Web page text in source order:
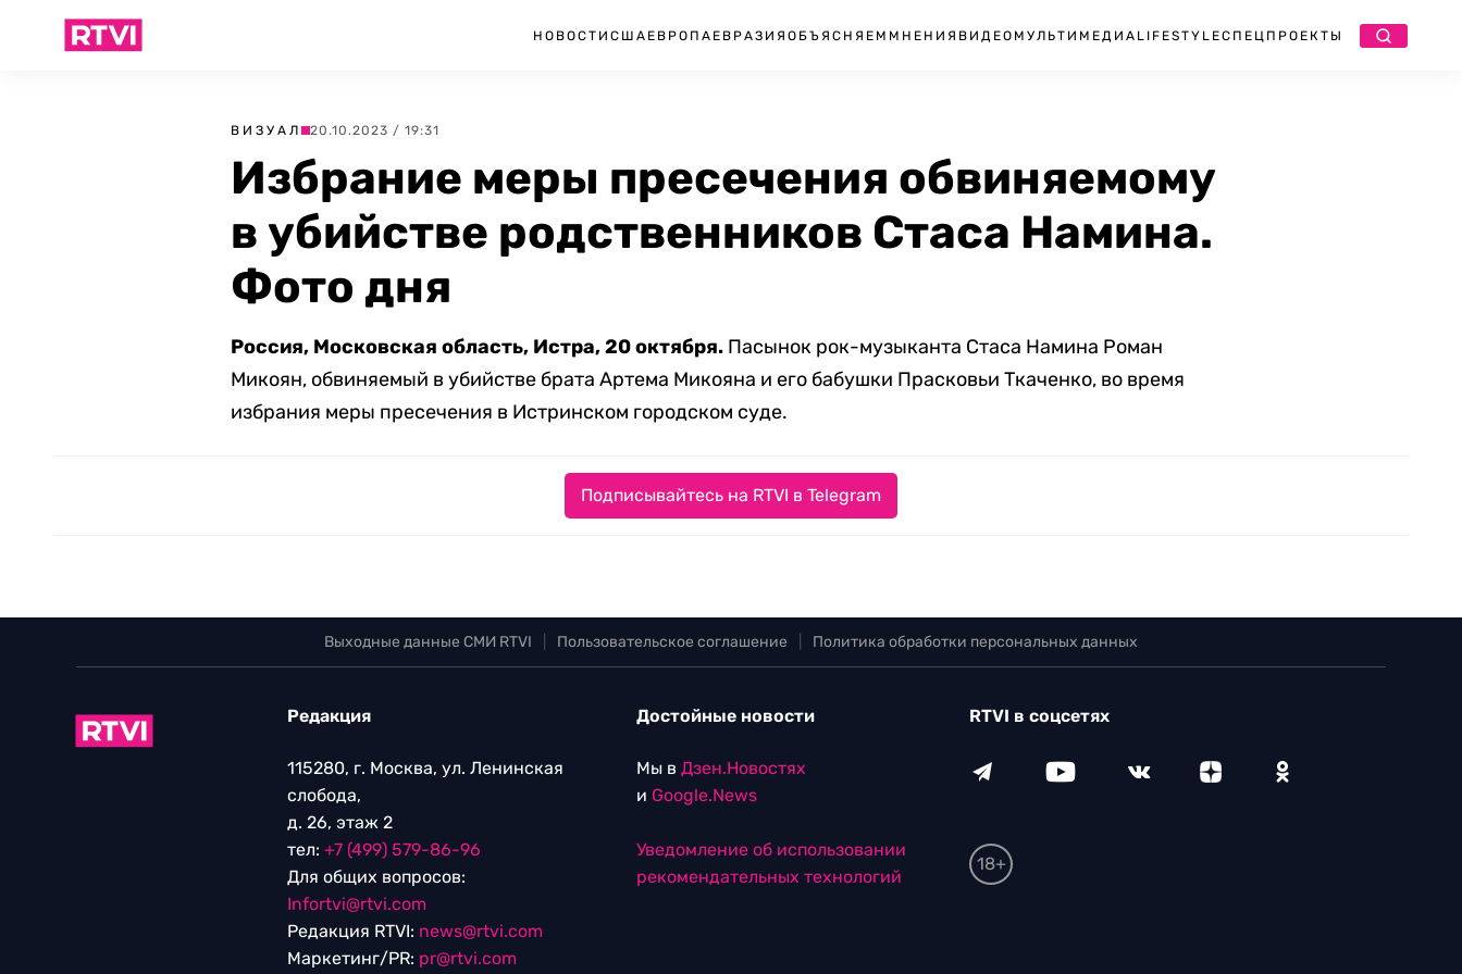
НОВОСТИ США ЕВРОПА ЕВРАЗИЯ ОБЪЯСНЯЕМ МНЕНИЯ ВИДЕО МУЛЬТИМЕДИА LIFESTYLEСПЕЦПРОЕКТЫ
ВИЗУАЛ 20.10.2023 / 19:31
Избрание меры пресечения обвиняемому
в убийстве родственников Стаса Намина.
Фото дня
Россия, Московская область, Истра, 20 октября. Пасынок рок-музыканта Стаса Намина Роман
Микоян, обвиняемый в убийстве брата Артема Микояна и его бабушки Прасковьи Ткаченко, во время
избрания меры пресечения в Истринском городском суде.
Подписывайтесь на RTVI в Telegram
Выходные данные СМИ RTVI Пользовательское соглашение Политика обработки персональных данных
Редакция
115280, г. Москва, ул. Ленинская
слобода,
д. 26, этаж 2
тел: +7 (499) 579-86-96
Для общих вопросов:
Infortvi@rtvi.com
Редакция RTVI: news@rtvi.com
Маркетинг/PR: pr@rtvi.com
Достойные новости
Мы в Дзен.Новостях
и Google.News
Уведомление об использовании
рекомендательных технологий
RTVI в соцсетях
18+